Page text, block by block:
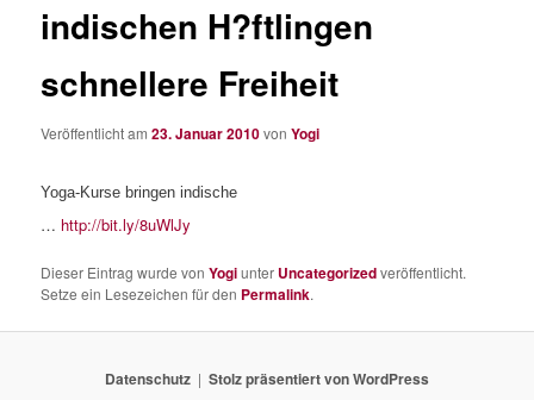
indischen H?ftlingen
schnellere Freiheit
Veröffentlicht am23. Januar 2010vonYogi
Yoga-Kurse bringen indische
… http://bit.ly/8uWlJy
Dieser Eintrag wurde vonYogiunter Uncategorizedveröffentlicht.
Setze ein Lesezeichen für den Permalink.
Datenschutz Stolz präsentiert von WordPress